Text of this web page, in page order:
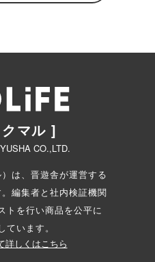
マル ]
CO.,LTD.
は、晋遊舎が運営する
編集者と社内検証機関
トを行い商品を公平に
ています。
詳しくはこちら